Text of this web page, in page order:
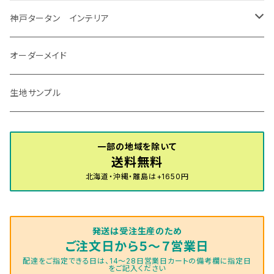
H23/12～R3/7 NHP10
R3/7～ MXPK系
アベンシス
H23/9～H30/4 270系
アリオン
H23/10～R3/3 260系
アルファード/ヴェルファイアＨＶ
ウィッシュ
H26/1～R4/1 80系
H19/5～H29/10
ＬＳ５００/ＬＳ５００ｈ
H29/10～
ＬＸ
H27/9～R3/10 URJ201W
ＮＸ
ＲＣ
R01/8～R4/7 20系6人乗
H29/12～R4/7 20系7人乗
R8/7～ E53
R3/8～ E13
ＮＶ３５０キャラバン
H24/6～ E26 3人乗
H24/6～ E26 5・6人乗
キューブ
H14/10～R2/3 Z11・Z12
キックス
R2/6~R8/6 15系(e-POWER)
グロリア
H13/1～R4/8 F50・Y51
H11/2～H24/2 TV系
H24/4～R4/1 S3系
サンバートラック
H24/2～H26/9 S200系
H26/9～ S500系
シフォン
H28/12～R1/7 LA600/610
ジャスティ
ステラ
H21/9～R2/4 S300系
R1/5～ BP系
ＭＡＺＤＡ６
R1/8～ GJ系
ＭＸ－３０
R2/10～ DREJ3P
アクセラ/アクセラ・スポーツ
アテンザセダン/アテンザワゴン
H24/11～H27/1 HB35S
R2/9～ S403/413P
コペン
H14/6～ L880/LA400K
タフト
R2/6～ LA900/910S
タント
トール
H16/12～ S300/S700系
ハイゼット・トラック
R4/6～ HE33S
イグニス
H28/2～ FF21S
エスクード
H17/5～H27/10 TA/TD系
エブリィ
キャリイトラック
H3/6～ JA/JB系
ジムニーノマド
H25/6～ B11W/B30系
ｅｋカスタム/ｅｋクロス
H25/6～H31/3 ｅｋカスタム
H31/3～ ｅｋクロス
ekクロスEV
R4/6～ B5AW
アイミーブ
アウトランダー
H25/1～ GN0W 7人乗
H30/3～ GK/GL系
H23/12～H29/9 JF1/2
H29/9～R5/10 JF3/4
NBOXプラス/NBOXプラスカスタム
H24/7～H29/8 JF1/2
NBOXスラッシュ
H26/12～R2/2 JF1/2
NBOXジョイ
N-ONE
H30/7～ JJ1・JJ2
H29/10～ ３HD系
ゴルフ
H25/4～R3/4 AU系
R3/6～ CDD系
H16/4～28/1 １T系 トゥラン
シャラン
H23/2～ 7N系
Tクロス
Tロック
H15/9～H30/4 7L/7P系
H24/11～30/10
H30/10～
Ｂクラス
H24/4～R1/6
Ｃクラス
H26/7～R4/2
ＣＬＡクラス
ＣＬＡクラスシューティングブレーク
MINI
MINIクロスオーバー
神戸タータン インテリア
ラグマット
ラグマットセカンド（L）
オーダーメイド
生地サンプル
一部の地域を除いて
送料無料
北海道・沖縄・離島は+1650円
発送は受注生産のため
ご注文日から５～７営業日
配達をご指定できる日は、14～28日営業日カートの備考欄に指定日
をご記入ください